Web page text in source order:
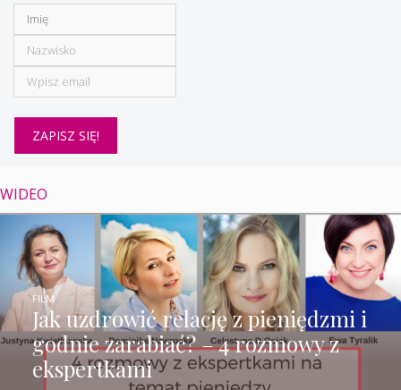
WIDEO
Jak uzdrowić relację z pieniędzmi i
godnie zarabiać? – 4 rozmowy z
ekspertkami
FILM